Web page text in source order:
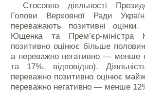
Стосовно діяльності
Голови Верховної Ради
переважають позитивні
Ющенка та Прем’єр-
позитивно оцінює більше
а переважно негативно — менше
та 17%, відповідно).
переважно позитивно оцінює
переважно негативно — менше